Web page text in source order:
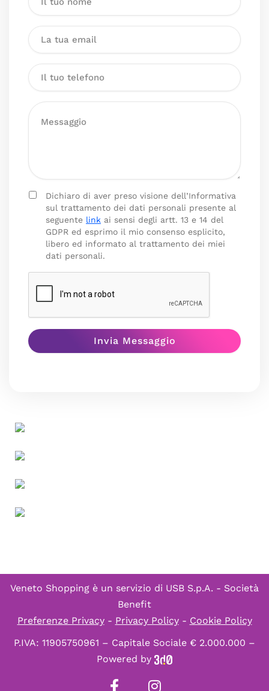
Dichiaro di aver preso visione dell’Informativa
sul trattamento dei dati personali presente al
seguente link ai sensi degli artt. 13 e 14 del
GDPR ed esprimo il mio consenso esplicito,
libero ed informato al trattamento dei miei
dati personali.
Veneto Shopping è un servizio di USB S.p.A. - Società
Benefit
Preferenze Privacy- Privacy Policy- Cookie Policy
P.IVA: 11905750961 – Capitale Sociale € 2.000.000 –
Powered by